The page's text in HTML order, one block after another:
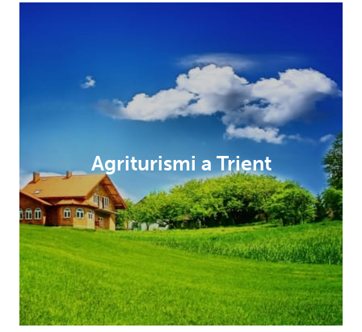
Agriturismi a Trient